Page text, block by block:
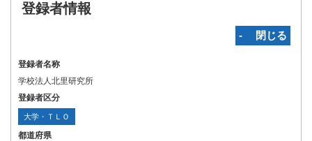
登録者情報
‐ 閉じる
登録者名称
学校法人北里研究所
登録者区分
大学・ＴＬＯ
都道府県